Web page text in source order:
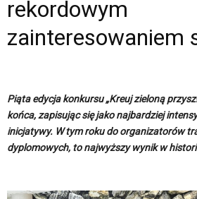
rekordowym
zainteresowaniem
Piąta edycja konkursu „Kreuj zieloną
końca, zapisując się jako najbardziej
inicjatywy. W tym roku do organizatorów
dyplomowych, to najwyższy wynik w